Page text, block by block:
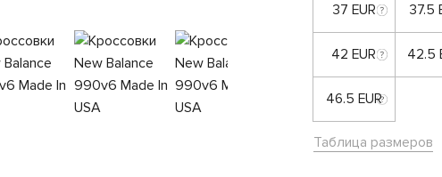
37 EUR 37.5
42 EUR 42.5
46.5 EUR
Таблица размеров